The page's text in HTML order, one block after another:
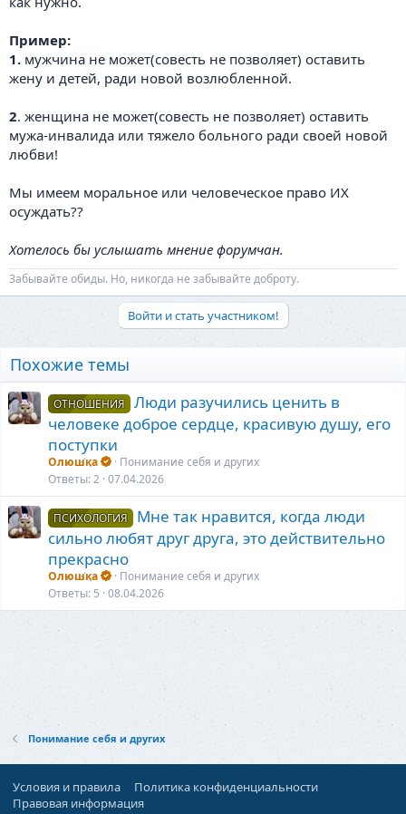
Пример:
1. мужчина не может(совесть не позволяет) оставить
жену и детей, ради новой возлюбленной.
2. женщина не может(совесть не позволяет) оставить
мужа-инвалида или тяжело больного ради своей новой
любви!
Мы имеем моральное или человеческое право ИХ
осуждать??
Хотелось бы услышать мнение форумчан.
Забывайте обиды. Но, никогда не забывайте доброту.
Войти и стать участником!
Похожие темы
ОТНОШЕНИЯ
Люди разучились ценить в
человеке доброе сердце, красивую душу, его
поступки
Олюшка
Понимание себя и других
Ответы 2 07.04.2026
ПСИХОЛОГИЯ
Мне так нравится, когда люди
сильно любят друг друга, это действительно
прекрасно
Олюшка
Понимание себя и других
Ответы 5 08.04.2026
Понимание себя и других
Условия и правила
Политика конфиденциальности
Правовая информация